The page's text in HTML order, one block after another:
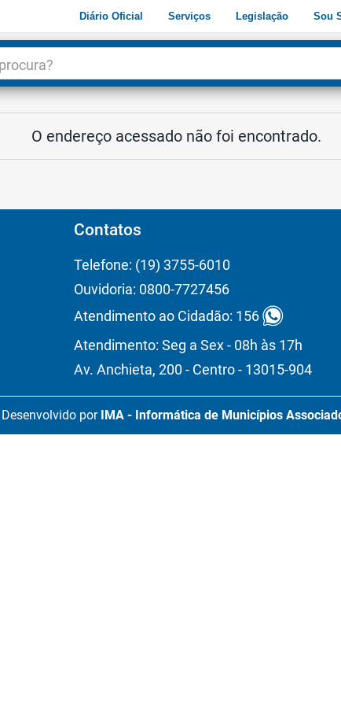
Diário Oficial Serviços Legislação Sou
O endereço acessado não foi encontrado.
Contatos
Telefone: (19) 3755-6010
Ouvidoria: 0800-7727456
Atendimento ao Cidadão: 156
Atendimento: Seg a Sex - 08h às 17h
Av. Anchieta, 200 - Centro - 13015-904
Desenvolvido por IMA - Informática de Municípios